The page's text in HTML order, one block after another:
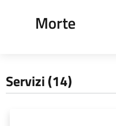
Morte
Servizi (14)